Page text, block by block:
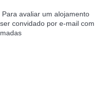
avaliar um alojamento
convidado por e-mail com